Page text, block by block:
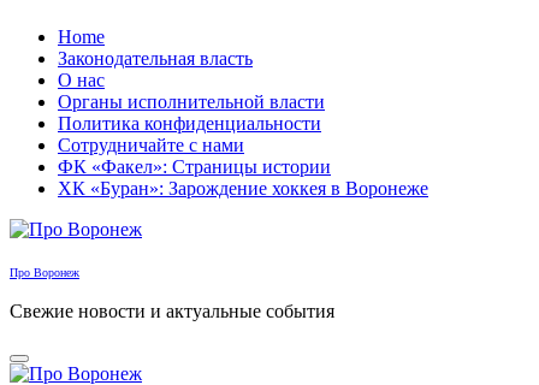
Перейти
содержанию
Home
Законодательная власть
О нас
Органы исполнительной власти
Политика конфиденциальности
Сотрудничайте с нами
ФК «Факел»: Страницы истории
ХК «Буран»: Зарождение хоккея в Воронеже
Про Воронеж
Свежие новости и актуальные события